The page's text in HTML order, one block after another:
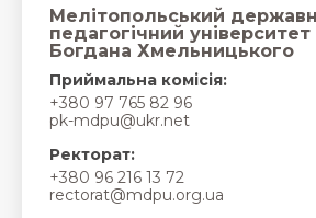
Мелітопольський
педагогічний університет
Богдана Хмельницького
Приймальна комісія:
+380 97 765 82 96
pk-mdpu@ukr.net
Ректорат:
+380 96 216 13 72
rectorat@mdpu.org.ua